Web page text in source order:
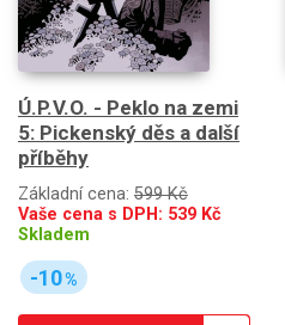
Ú.P.V.O. - Peklo na zemi
5: Pickenský děs a další
příběhy
Základní cena: 599 Kč
Vaše cena s DPH: 539 Kč
Skladem
-10%